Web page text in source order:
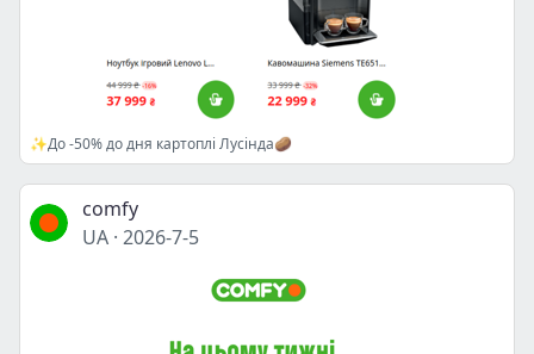
✨До -50% до дня картоплі Лусінда🥔
comfy
UA · 2026-7-5